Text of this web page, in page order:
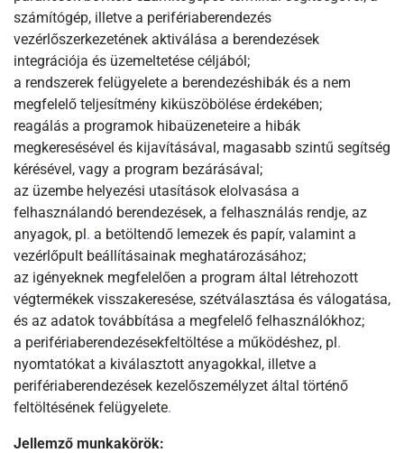
számítógép, illetve a perifériaberendezés
vezérlőszerkezetének aktiválása a berendezések
integrációja és üzemeltetése céljából;
a rendszerek felügyelete a berendezéshibák és a nem
megfelelő teljesítmény kiküszöbölése érdekében;
reagálás a programok hibaüzeneteire a hibák
megkeresésével és kijavításával, magasabb szintű segítség
kérésével, vagy a program bezárásával;
az üzembe helyezési utasítások elolvasása a
felhasználandó berendezések, a felhasználás rendje, az
anyagok, pl. a betöltendő lemezek és papír, valamint a
vezérlőpult beállításainak meghatározásához;
az igényeknek megfelelően a program által létrehozott
végtermékek visszakeresése, szétválasztása és válogatása,
és az adatok továbbítása a megfelelő felhasználókhoz;
a perifériaberendezésekfeltöltése a működéshez, pl.
nyomtatókat a kiválasztott anyagokkal, illetve a
perifériaberendezések kezelőszemélyzet által történő
feltöltésének felügyelete.
Jellemző munkakörök: